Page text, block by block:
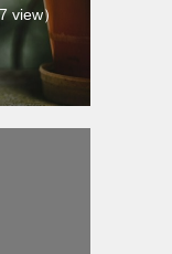
view）